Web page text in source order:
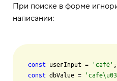
При поиске в форме
написании:
const userInput = 'café'
const dbValue =